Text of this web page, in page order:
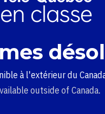
à l'extérieur du
outside of Canada.